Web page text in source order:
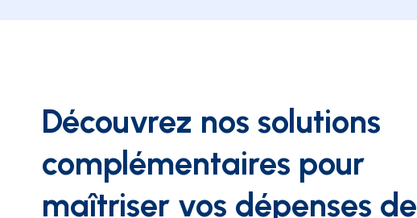
Découvrez nos solutions
complémentaires pour
maîtriser vos dépenses de